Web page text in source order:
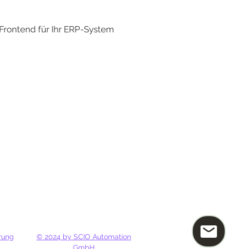
Frontend für Ihr ERP-System
© 2024 by SCIO Automation